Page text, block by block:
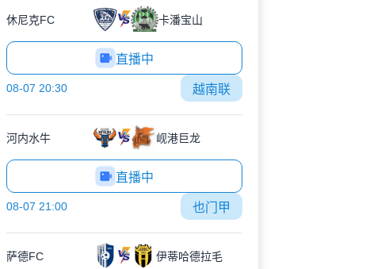
休尼克FC 卡潘宝山
直播中
08-07 20:30 越南联
河内水牛 岘港巨龙
直播中
08-07 21:00 也门甲
萨德FC 伊蒂哈德拉毛